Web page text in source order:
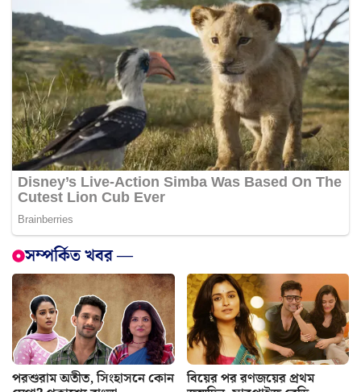
সম্পর্কিত খবর —
পরশুরাম অতীত, সিংহাসনে কোন বিয়ের পর রণজয়ের প্রথম